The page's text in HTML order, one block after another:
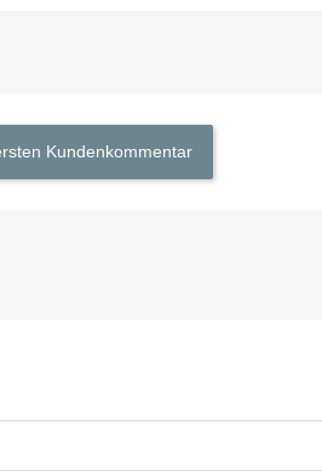
Kundenkommentar